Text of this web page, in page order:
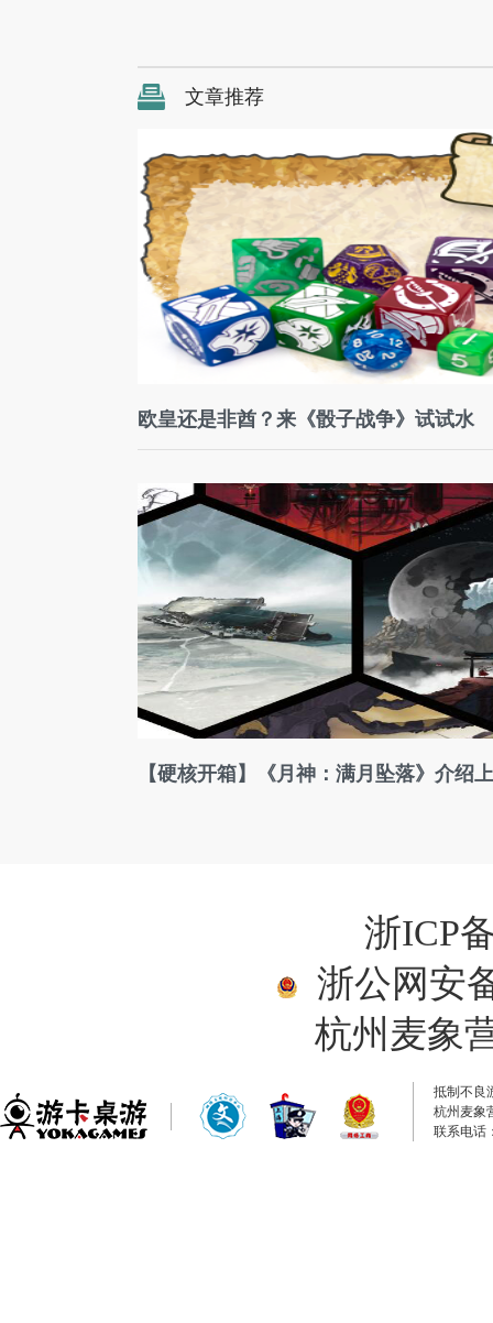
文章推荐
欧皇还是非酋？来《骰子战争》试试水
【硬核开箱】《月神：满月坠落》介绍
浙ICP
浙公网安
杭州麦象
抵制不良
杭州麦象
联系电话